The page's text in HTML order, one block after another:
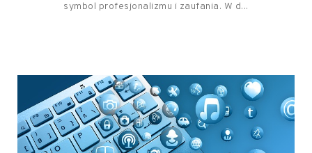
symbol profesjonalizmu i zaufania. W d...